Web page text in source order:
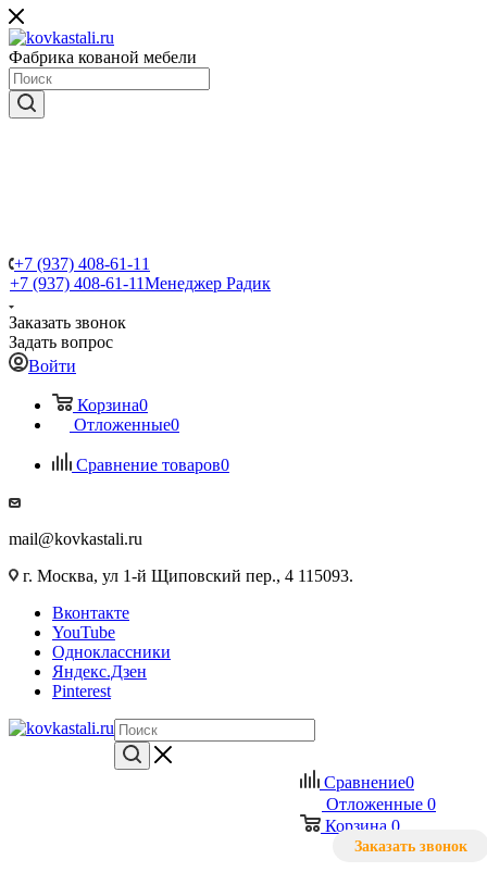
Фабрика кованой мебели
+7 (937) 408-61-11
+7 (937) 408-61-11Менеджер Радик
Заказать звонок
Задать вопрос
Войти
Корзина0
Отложенные0
Сравнение товаров0
mail@kovkastali.ru
г. Москва, ул 1-й Щиповский пер., 4 115093.
Вконтакте
YouTube
Одноклассники
Яндекс.Дзен
Pinterest
Сравнение0
Отложенные 0
Корзина 0
Заказать звонок